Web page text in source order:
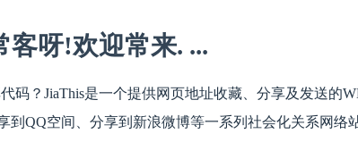
呀!欢迎常来. ...
码？JiaThis是一个提供网页地址收藏、分享及发送的
到QQ空间、分享到新浪微博等一系列社会化关系网络